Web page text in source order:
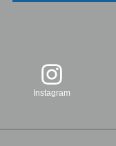
Instagram